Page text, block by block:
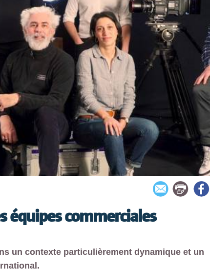
équipes commerciales
un contexte particulièrement dynamique et un